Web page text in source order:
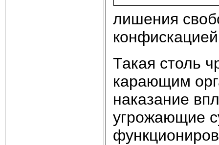
лишения
Такая столь
карающим
наказание
угрожающие